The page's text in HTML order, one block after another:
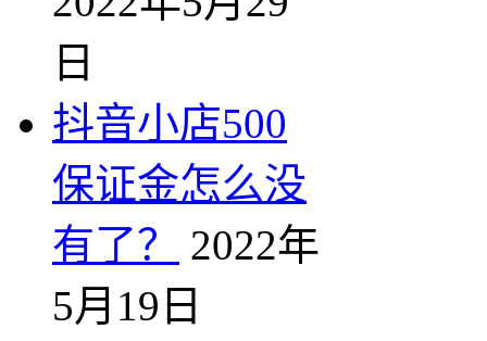
日
抖音小店500
保证金怎么没
有了？
2022年
5月19日